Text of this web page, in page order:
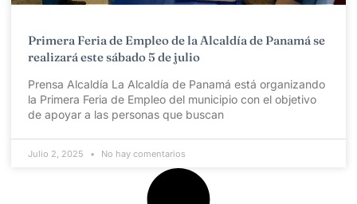
Primera Feria de Empleo de la Alcaldía de Panamá se
realizará este sábado 5 de julio
Prensa Alcaldía La Alcaldía de Panamá está organizando
la Primera Feria de Empleo del municipio con el objetivo
de apoyar a las personas que buscan
Julio 2, 2025 No hay comentarios